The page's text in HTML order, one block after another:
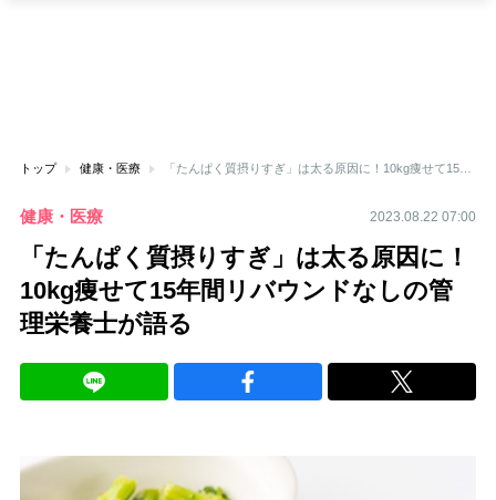
トップ 健康・医療 「たんぱく質摂りすぎ」は太る原因に！10kg痩せて15年間リバウンドなしの管理栄養士が語る
健康・医療 2023.08.22 07:00
「たんぱく質摂りすぎ」は太る原因に！
10kg痩せて15年間リバウンドなしの管
理栄養士が語る